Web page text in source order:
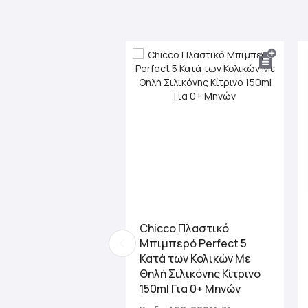
Chicco Πλαστικό
Μπιμπερό Perfect 5
Κατά των Κολικών Με
Θηλή Σιλικόνης Κίτρινο
150ml Για 0+ Μηνών